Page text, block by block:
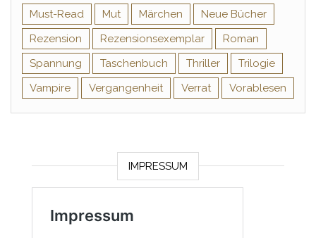
Must-Read
Mut Märchen
Neue Bücher
Rezension
Rezensionsexemplar
Roman
Spannung
Taschenbuch Thriller
Trilogie
Vampire
Vergangenheit Verrat Vorablesen
IMPRESSUM